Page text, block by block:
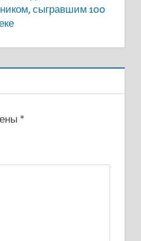
сыгравшим 100
*